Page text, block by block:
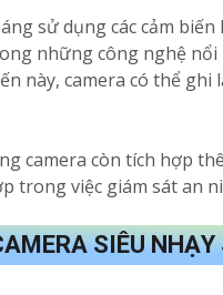
sử dụng các cảm
những công nghệ nổi
này, camera có thể
camera còn tích hợp
trong việc giám sát an
SIÊU NHẠY